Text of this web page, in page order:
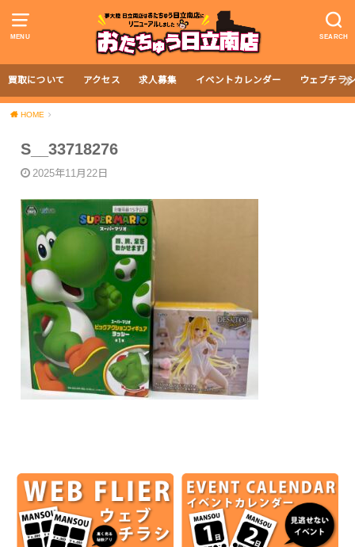
MENU SEARCH
買取について アクセス 求人募集 イベントカレンダー ウェブチラ
HOME
S__33718276
2025年11月22日